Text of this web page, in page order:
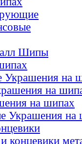
Шипы
Украшения на
на
на шипах
Украшения на
концевики